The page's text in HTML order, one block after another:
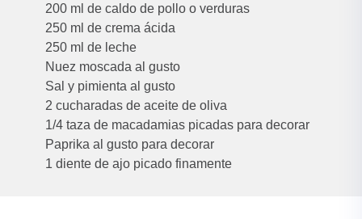
200 ml de caldo de pollo o verduras
250 ml de crema ácida
250 ml de leche
Nuez moscada al gusto
Sal y pimienta al gusto
2 cucharadas de aceite de oliva
1/4 taza de macadamias picadas para decorar
Paprika al gusto para decorar
1 diente de ajo picado finamente